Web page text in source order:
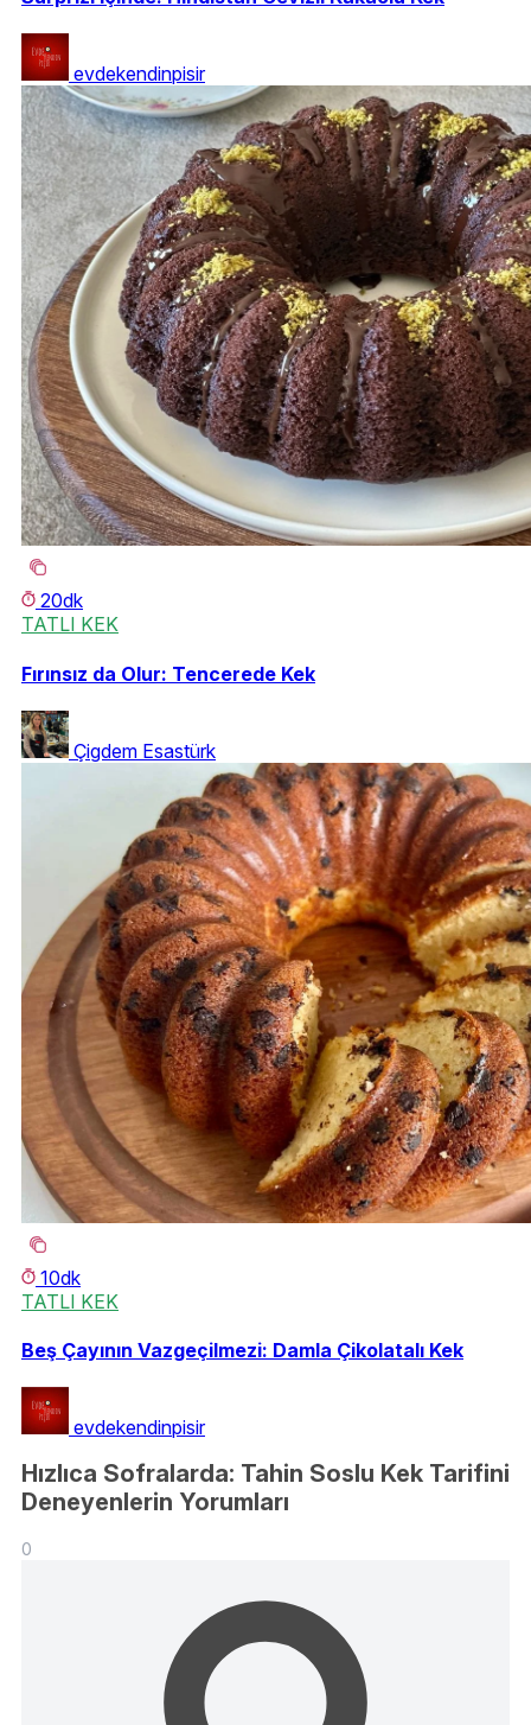
evdekendinpisir
20dk
TATLI KEK
Fırınsız da Olur: Tencerede Kek
Çigdem Esastürk
10dk
TATLI KEK
Beş Çayının Vazgeçilmezi: Damla Çikolatalı Kek
evdekendinpisir
Hızlıca Sofralarda: Tahin Soslu Kek Tarifini
Deneyenlerin Yorumları
0